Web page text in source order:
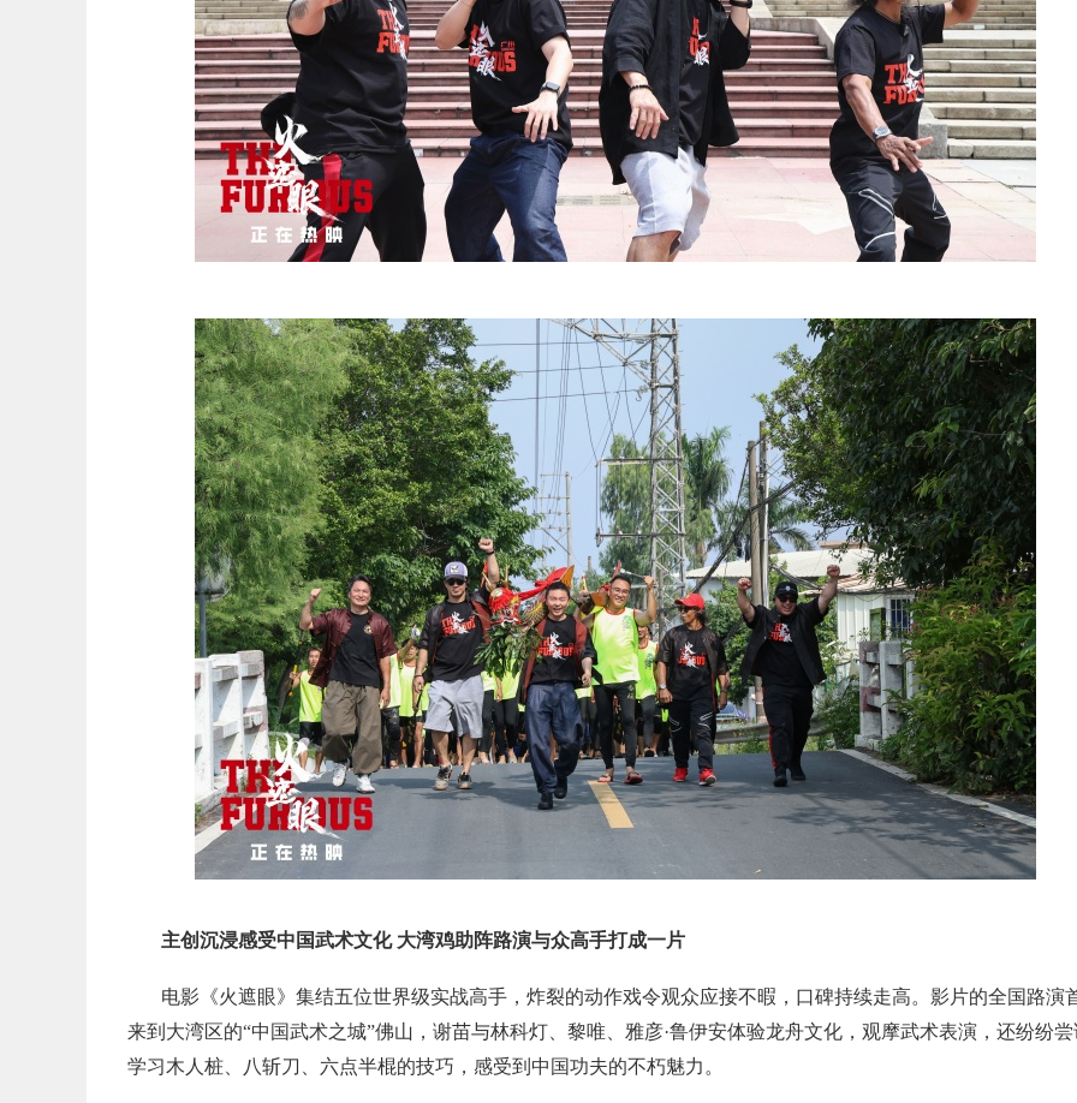
主创沉浸感受中国武术文化 大湾鸡助阵路演与众高手打成一片
电影《火遮眼》集结五位世界级实战高手，炸裂的动作戏令观众应接不暇，口碑持续走高。影片的全国路演
来到大湾区的“中国武术之城”佛山，谢苗与林科灯、黎唯、雅彦·鲁伊安体验龙舟文化，观摩武术表演，还纷纷尝
学习木人桩、八斩刀、六点半棍的技巧，感受到中国功夫的不朽魅力。